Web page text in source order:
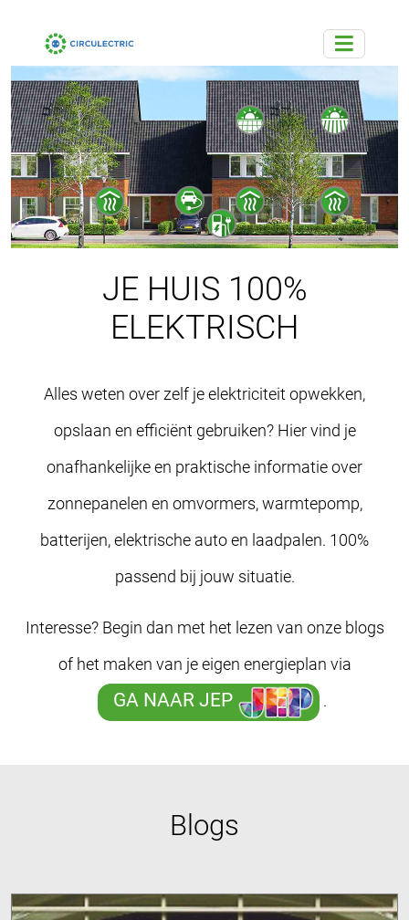
JE HUIS 100%
ELEKTRISCH
Alles weten over zelf je elektriciteit opwekken,
opslaan en efficiënt gebruiken? Hier vind je
onafhankelijke en praktische informatie over
zonnepanelen en omvormers, warmtepomp,
batterijen, elektrische auto en laadpalen. 100%
passend bij jouw situatie.
Interesse? Begin dan met het lezen van onze blogs
of het maken van je eigen energieplan via
GA NAAR JEP .
Blogs